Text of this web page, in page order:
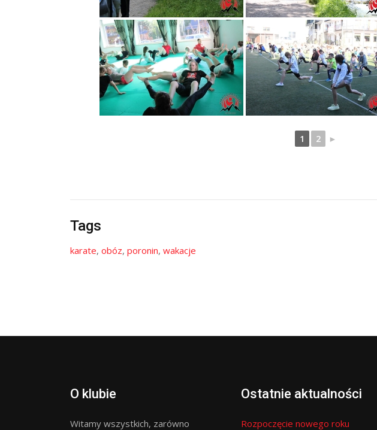
1 2 ►
Tags
karate, obóz, poronin, wakacje
O klubie
Witamy wszystkich, zarówno
Ostatnie aktualności
Rozpoczęcie nowego roku